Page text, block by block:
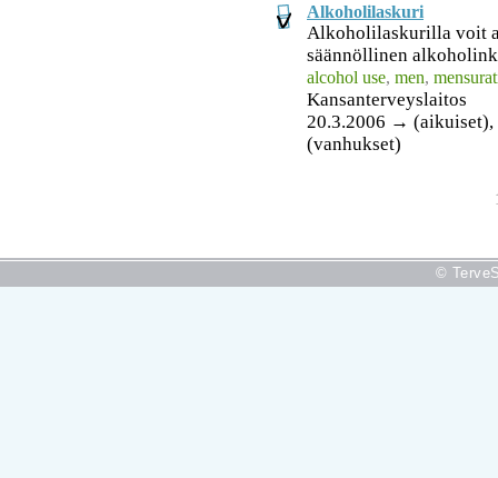
Alkoholilaskuri
Alkoholilaskurilla voit
säännöllinen
alcohol use, men,
Kansanterveyslaitos
20.3.2006 → (aikuiset),
(vanhukset)
©